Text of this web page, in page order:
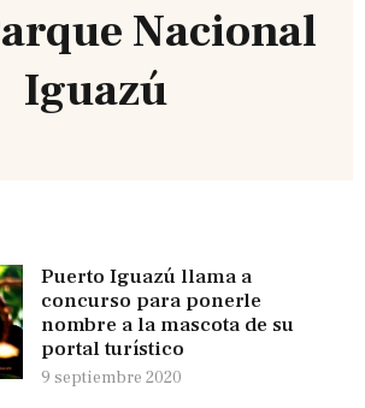
Nacional
Iguazú
Puerto Iguazú llama a
concurso para ponerle
nombre a la mascota de su
portal turístico
9 septiembre 2020